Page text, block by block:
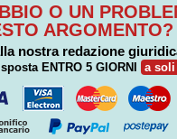
O UN
ARGOMENTO?
nostra redazione
ENTRO 5 GIORNI a soli